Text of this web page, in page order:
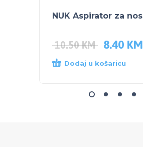
NUK Aspirator za nos
10.50KM 8.40 KM
Dodaj u košaricu